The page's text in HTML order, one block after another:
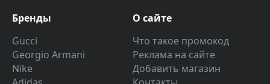
Бренды
Gucci
Georgio Armani
Nike
О сайте
Что такое промокод
Реклама на сайте
Добавить магазин